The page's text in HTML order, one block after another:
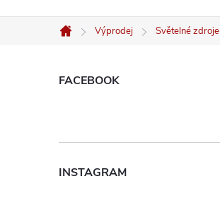
Domů
Výprodej Světelné zdroje
P
s
FACEBOOK
INSTAGRAM